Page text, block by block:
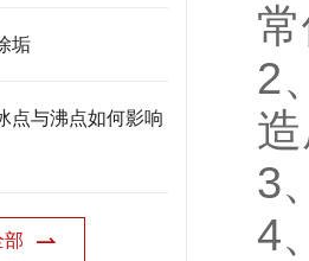
垢
点与沸点如何影响
部
2
3
4